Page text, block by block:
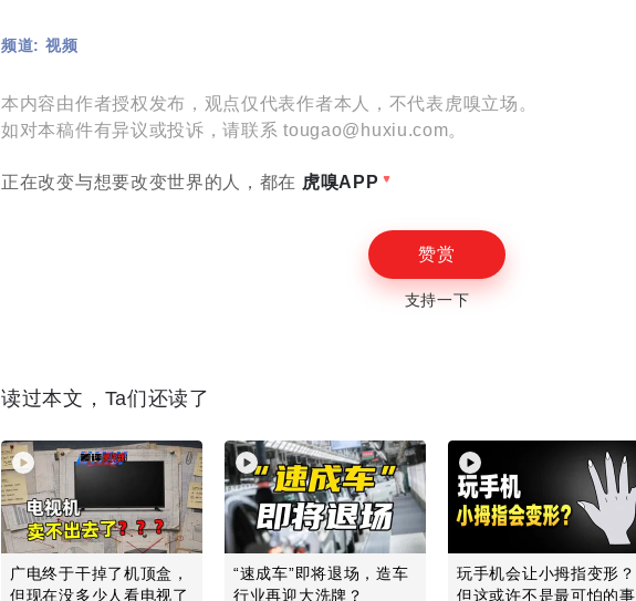
频道: 视频
本内容由作者授权发布，观点仅代表作者本人，不代表虎嗅立场。
如对本稿件有异议或投诉，请联系 tougao@huxiu.com。
正在改变与想要改变世界的人，都在 虎嗅APP
赞赏
支持一下
读过本文，Ta们还读了
广电终于干掉了机顶盒，
但现在没多少人看电视了
“速成车”即将退场，造车
行业再迎大洗牌？
玩手机会让小拇指变形？
但这或许不是最可怕的事